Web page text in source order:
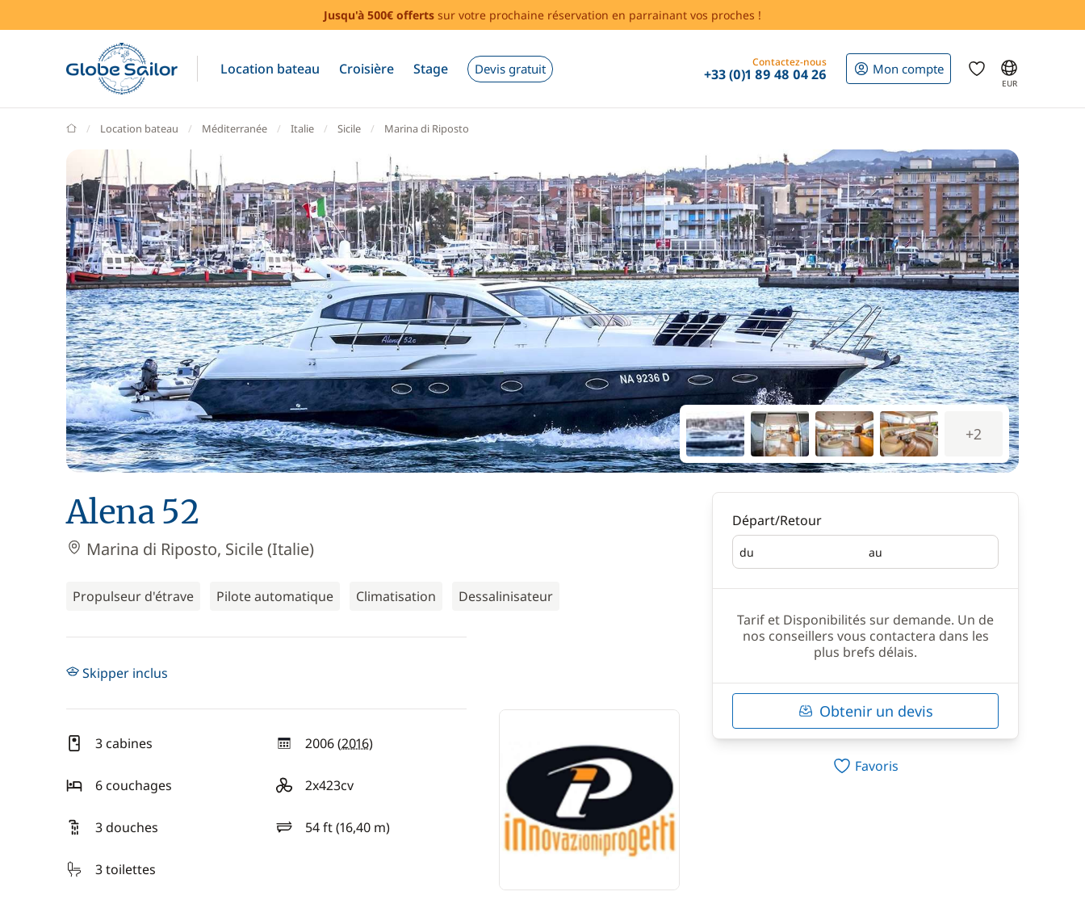
Jusqu'à 500€ offerts sur votre prochaine réservation en parrainant vos proches !
Location bateau Croisière Stage Devis gratuit Contactez-nous
+33 (0)1 89 48 04 26 Mon compte
EUR
GlobeSailor
Location bateau Méditerranée Italie Sicile Marina di Riposto
+2
Alena 52
Marina di Riposto, Sicile (Italie)
Propulseur d'étrave Pilote automatique Climatisation Dessalinisateur
Skipper inclus
3 cabines 2006 (2016)
année
6 couchages
2x423cv
motorisation
3 douches
54 ft (16,40 m)
longueur
3 toilettes
Départ/Retour
du
Départ au
Retour
Tarif et Disponibilités sur demande. Un de
nos conseillers vous contactera dans les
plus brefs délais.
Obtenir un devis
Favoris